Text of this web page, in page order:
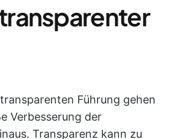
Führung gehen
Verbesserung der
Transparenz kann zu